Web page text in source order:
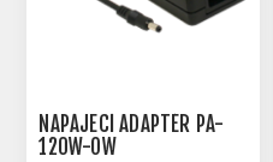
NAPÁJECÍ ADAPTÉR PA-
120W-OW